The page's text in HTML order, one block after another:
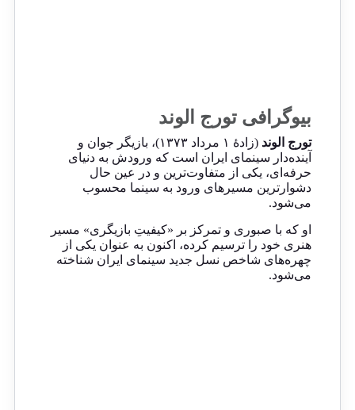
بیوگرافی تورج الوند
تورج الوند
(زادهٔ ۱ مرداد ۱۳۷۳)، بازیگر جوان و
آینده‌دار سینمای ایران است که ورودش به دنیای
حرفه‌ای، یکی از متفاوت‌ترین و در عین حال
دشوارترین مسیرهای ورود به سینما محسوب
می‌شود.
او که با صبوری و تمرکز بر «کیفیتِ بازیگری» مسیر
هنری خود را ترسیم کرده، اکنون به عنوان یکی از
چهره‌های شاخص نسل جدید سینمای ایران شناخته
می‌شود.